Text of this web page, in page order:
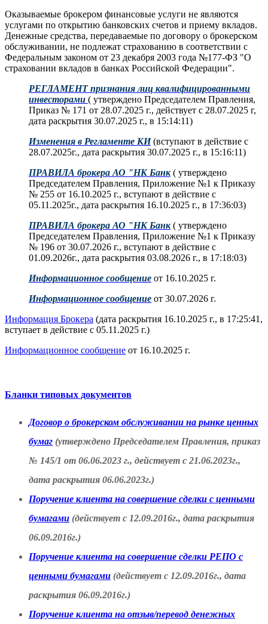
Оказываемые брокером финансовые услуги не являются
услугами по открытию банковских счетов и приему вкладов.
Денежные средства, передаваемые по договору о брокерском
обслуживании, не подлежат страхованию в соответствии с
Федеральным законом от 23 декабря 2003 года №177-ФЗ "О
страховании вкладов в банках Российской Федерации".
РЕГЛАМЕНТ признания лиц квалифицированными
инвесторами ( утверждено Председателем Правления,
Приказ № 171 от 28.07.2025 г., действует с 28.07.2025 г,
дата раскрытия 30.07.2025 г., в 15:14:11)
Изменения в Регламенте КИ (вступают в действие с
28.07.2025г., дата раскрытия 30.07.2025 г., в 15:16:11)
ПРАВИЛА брокера АО "НК Банк ( утверждено
Председателем Правления, Приложение №1 к Приказу
№ 255 от 16.10.2025 г., вступают в действие с
05.11.2025г., дата раскрытия 16.10.2025 г., в 17:36:03)
ПРАВИЛА брокера АО "НК Банк ( утверждено
Председателем Правления, Приложение №1 к Приказу
№ 196 от 30.07.2026 г., вступают в действие с
01.09.2026г., дата раскрытия 03.08.2026 г., в 17:18:03)
Информационное сообщение от 16.10.2025 г.
Информационное сообщение от 30.07.2026 г.
Информация Брокера (дата раскрытия 16.10.2025 г., в 17:25:41,
вступает в действие с 05.11.2025 г.)
Информационное сообщение от 16.10.2025 г.
Бланки типовых документов
Договор о брокерском обслуживании на рынке ценных
бумаг (утверждено Председателем Правления, приказ
№ 145/1 от 06.06.2023 г., действует с 21.06.2023г.,
дата раскрытия 06.06.2023г.)
Поручение клиента на совершение сделки с ценными
бумагами (действует с 12.09.2016г., дата раскрытия
06.09.2016г.)
Поручение клиента на совершение сделки РЕПО с
ценными бумагами (действует с 12.09.2016г., дата
раскрытия 06.09.2016г.)
Поручение клиента на отзыв/перевод денежных